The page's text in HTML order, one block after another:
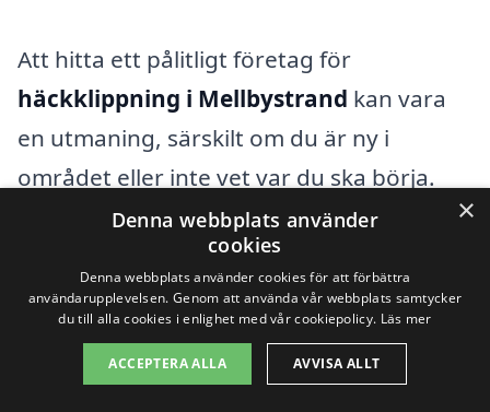
Att hitta ett pålitligt företag för
häckklippning i Mellbystrand kan vara
en utmaning, särskilt om du är ny i
området eller inte vet var du ska börja.
Det finns flera alternativ tillgängliga, och
vi på xn--hckklippning-pris-qqb.se är här
för att hjälpa dig att hitta rätt
professionella för detta viktiga arbete. För
att få bästa möjliga resultat är det smart
×
Denna webbplats använder
cookies
Denna webbplats använder cookies för att förbättra
användarupplevelsen. Genom att använda vår webbplats samtycker
du till alla cookies i enlighet med vår cookiepolicy. Läs mer
ACCEPTERA ALLA AVVISA ALLT